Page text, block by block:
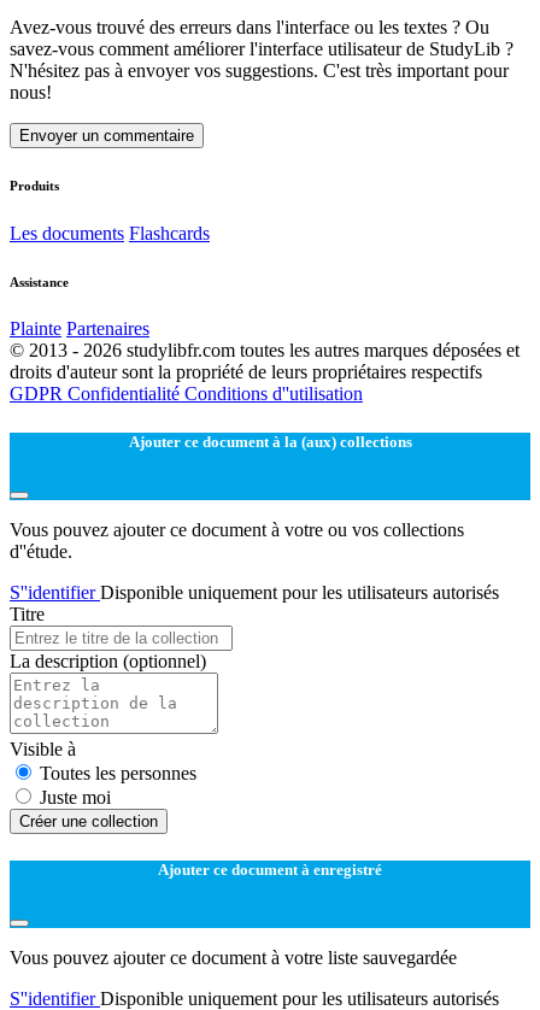
Avez-vous trouvé des erreurs dans l'interface ou les textes ? Ou
savez-vous comment améliorer l'interface utilisateur de StudyLib ?
N'hésitez pas à envoyer vos suggestions. C'est très important pour
nous!
Envoyer un commentaire
Produits
Les documents Flashcards
Assistance
Plainte Partenaires
© 2013 - 2026 studylibfr.com toutes les autres marques déposées et
droits d'auteur sont la propriété de leurs propriétaires respectifs
GDPR Confidentialité Conditions d''utilisation
Ajouter ce document à la (aux) collections
Vous pouvez ajouter ce document à votre ou vos collections
d''étude.
S''identifierDisponible uniquement pour les utilisateurs autorisés
Titre
La description (optionnel)
Visible à
Toutes les personnes
Juste moi
Créer une collection
Ajouter ce document à enregistré
Vous pouvez ajouter ce document à votre liste sauvegardée
S''identifierDisponible uniquement pour les utilisateurs autorisés